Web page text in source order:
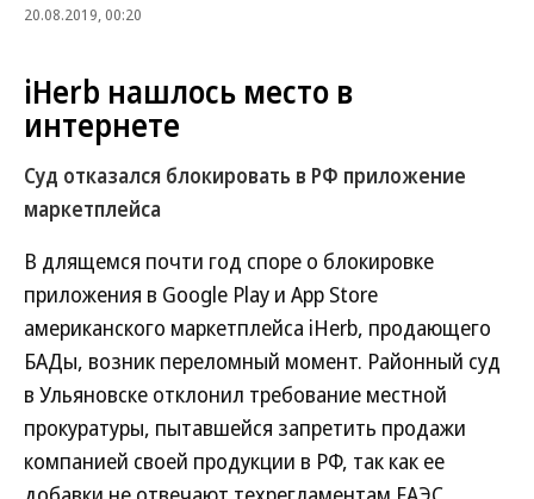
20.08.2019, 00:20
iHerb нашлось место в
интернете
Суд отказался блокировать в РФ приложение
маркетплейса
В длящемся почти год споре о блокировке
приложения в Google Play и App Store
американского маркетплейса iHerb, продающего
БАДы, возник переломный момент. Районный суд
в Ульяновске отклонил требование местной
прокуратуры, пытавшейся запретить продажи
компанией своей продукции в РФ, так как ее